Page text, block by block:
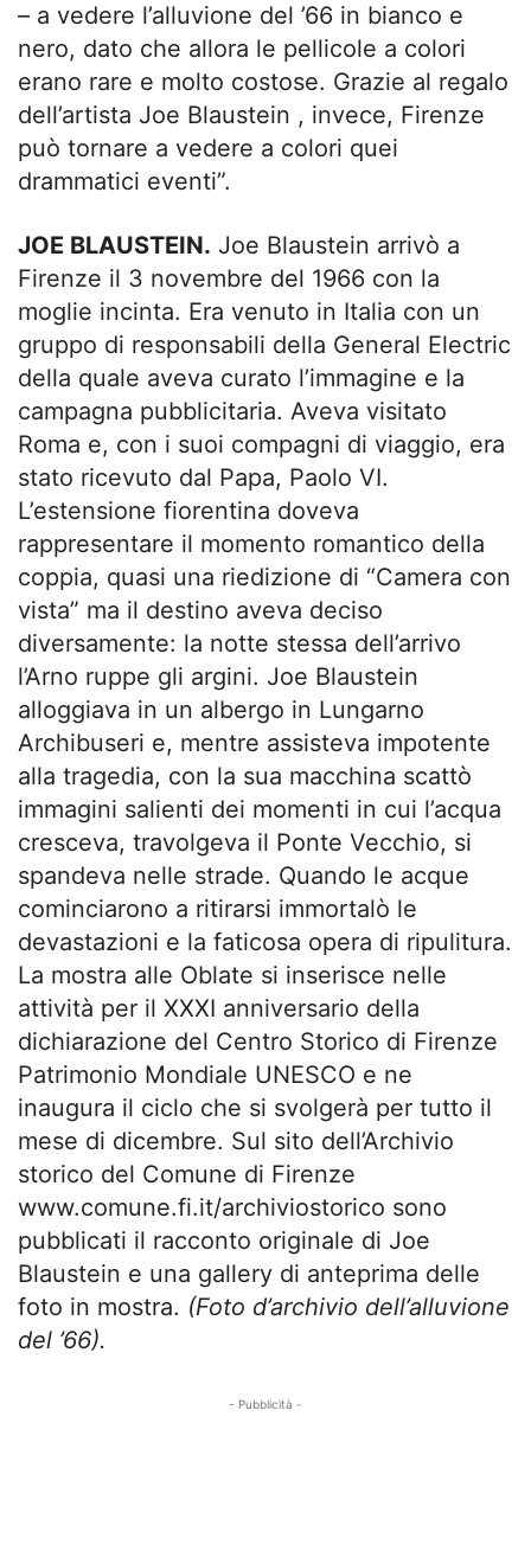
– a vedere l’alluvione del ’66 in bianco e
nero, dato che allora le pellicole a colori
erano rare e molto costose. Grazie al regalo
dell’artista Joe Blaustein , invece, Firenze
può tornare a vedere a colori quei
drammatici eventi”.
JOE BLAUSTEIN. Joe Blaustein arrivò a
Firenze il 3 novembre del 1966 con la
moglie incinta. Era venuto in Italia con un
gruppo di responsabili della General Electric
della quale aveva curato l’immagine e la
campagna pubblicitaria. Aveva visitato
Roma e, con i suoi compagni di viaggio, era
stato ricevuto dal Papa, Paolo VI.
L’estensione fiorentina doveva
rappresentare il momento romantico della
coppia, quasi una riedizione di “Camera con
vista” ma il destino aveva deciso
diversamente: la notte stessa dell’arrivo
l’Arno ruppe gli argini. Joe Blaustein
alloggiava in un albergo in Lungarno
Archibuseri e, mentre assisteva impotente
alla tragedia, con la sua macchina scattò
immagini salienti dei momenti in cui l’acqua
cresceva, travolgeva il Ponte Vecchio, si
spandeva nelle strade. Quando le acque
cominciarono a ritirarsi immortalò le
devastazioni e la faticosa opera di ripulitura.
La mostra alle Oblate si inserisce nelle
attività per il XXXI anniversario della
dichiarazione del Centro Storico di Firenze
Patrimonio Mondiale UNESCO e ne
inaugura il ciclo che si svolgerà per tutto il
mese di dicembre. Sul sito dell’Archivio
storico del Comune di Firenze
www.comune.fi.it/archiviostorico sono
pubblicati il racconto originale di Joe
Blaustein e una gallery di anteprima delle
foto in mostra. (Foto d’archivio dell’alluvione
del ’66).
- Pubblicità -